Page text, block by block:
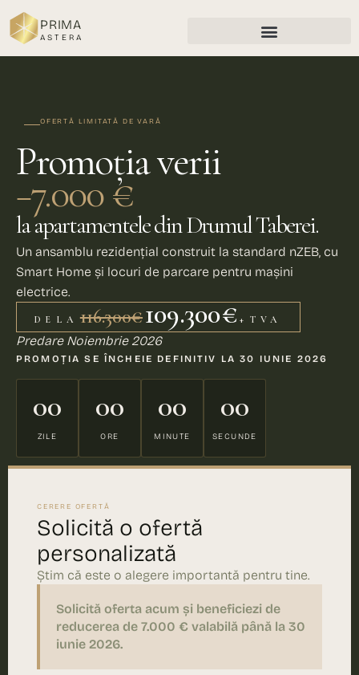
PRIMA
ASTERA
OFERTĂ LIMITATĂ DE VARĂ
Promoția verii
−7.000 €
la apartamentele din Drumul Taberei.
Un ansamblu rezidențial construit la standard nZEB, cu
Smart Home și locuri de parcare pentru mașini
electrice.
DE LA116.300 €109.300 € + TVA
Predare Noiembrie 2026
PROMOȚIA SE ÎNCHEIE DEFINITIV LA 30 IUNIE 2026
00
ZILE
00
ORE
00
MINUTE
00
SECUNDE
CERERE OFERTĂ
Solicită o ofertă
personalizată
Știm că este o alegere importantă pentru tine.
Solicită oferta acum și beneficiezi de
reducerea de 7.000 € valabilă până la 30
iunie 2026.